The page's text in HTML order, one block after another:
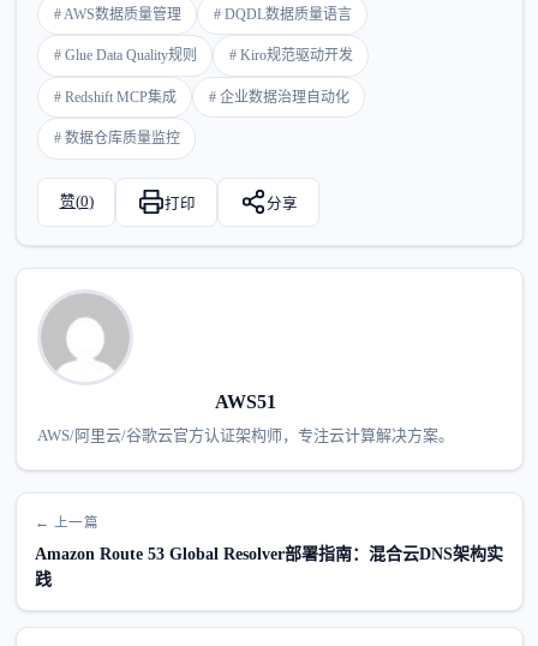
# AWS数据质量管理 # DQDL数据质量语言
# Glue Data Quality规则 # Kiro规范驱动开发
# Redshift MCP集成 # 企业数据治理自动化
# 数据仓库质量监控
赞(0) 打印 分享
AWS51
AWS/阿里云/谷歌云官方认证架构师，专注云计算解决方案。
← 上一篇
Amazon Route 53 Global Resolver部署指南：混合云DNS架构实
践